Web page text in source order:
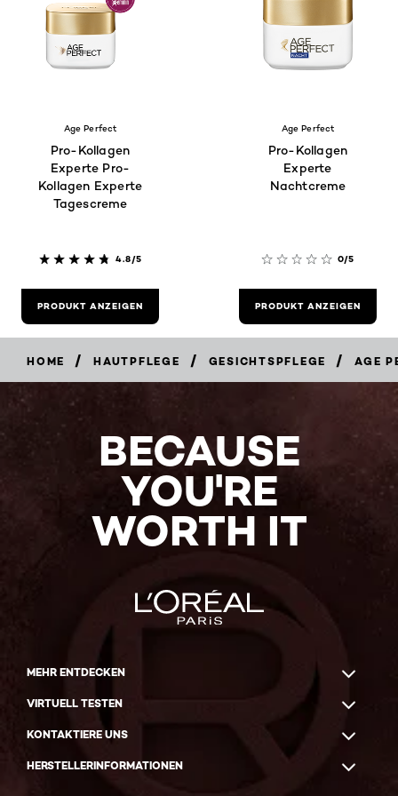
Age Perfect
Pro-Kollagen
Experte Pro-
Kollagen Experte
Tagescreme
4.8/5
PRODUKT ANZEIGEN
Age Perfect
Pro-Kollagen
Experte
Nachtcreme
0/5
PRODUKT ANZEIGEN
HOME / HAUTPFLEGE / GESICHTSPFLEGE / AGE
BECAUSE
YOU'RE
WORTH IT
MEHR ENTDECKEN
VIRTUELL TESTEN
KONTAKTIERE UNS
HERSTELLERINFORMATIONEN